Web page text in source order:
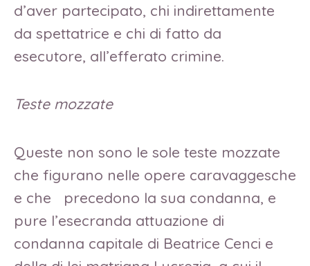
d’aver partecipato, chi indirettamente
da spettatrice e chi di fatto da
esecutore, all’efferato crimine.
Teste mozzate
Queste non sono le sole teste mozzate
che figurano nelle opere caravaggesche
e che precedono la sua condanna, e
pure l’esecranda attuazione di
condanna capitale di Beatrice Cenci e